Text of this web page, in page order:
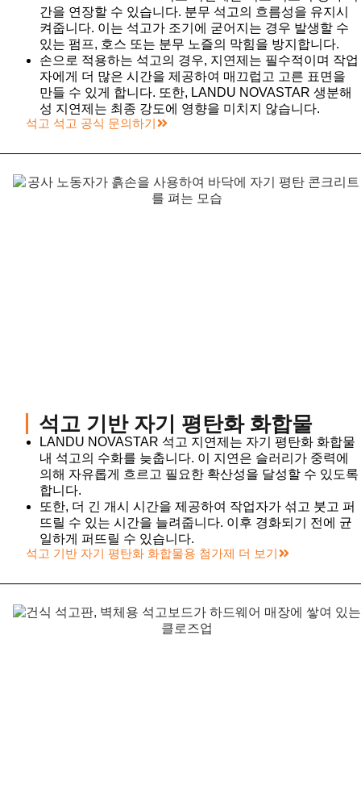
간을 연장할 수 있습니다. 분무 석고의 흐름성을 유지시
켜줍니다. 이는 석고가 조기에 굳어지는 경우 발생할 수
있는 펌프, 호스 또는 분무 노즐의 막힘을 방지합니다.
손으로 적용하는 석고의 경우, 지연제는 필수적이며 작업
자에게 더 많은 시간을 제공하여 매끄럽고 고른 표면을
만들 수 있게 합니다. 또한, LANDU NOVASTAR 생분해
성 지연제는 최종 강도에 영향을 미치지 않습니다.
석고 석고 공식 문의하기
석고 기반 자기 평탄화 화합물
LANDU NOVASTAR 석고 지연제는 자기 평탄화 화합물
내 석고의 수화를 늦춥니다. 이 지연은 슬러리가 중력에
의해 자유롭게 흐르고 필요한 확산성을 달성할 수 있도록
합니다.
또한, 더 긴 개시 시간을 제공하여 작업자가 섞고 붓고 퍼
뜨릴 수 있는 시간을 늘려줍니다. 이후 경화되기 전에 균
일하게 퍼뜨릴 수 있습니다.
석고 기반 자기 평탄화 화합물용 첨가제 더 보기